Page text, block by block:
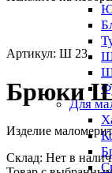
Для
Артикул: Ш 23
Брюки Ш
Изделие
Cклад: Нет в